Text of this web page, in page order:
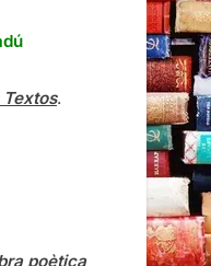
.
poètica